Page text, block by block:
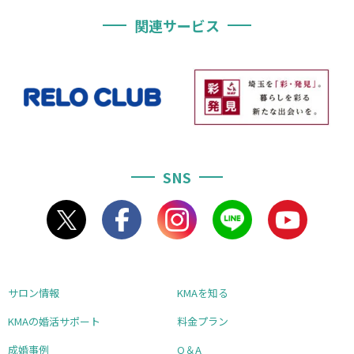
関連サービス
SNS
サロン情報
KMAを知る
KMAの婚活サポート
料金プラン
成婚事例
Q＆A